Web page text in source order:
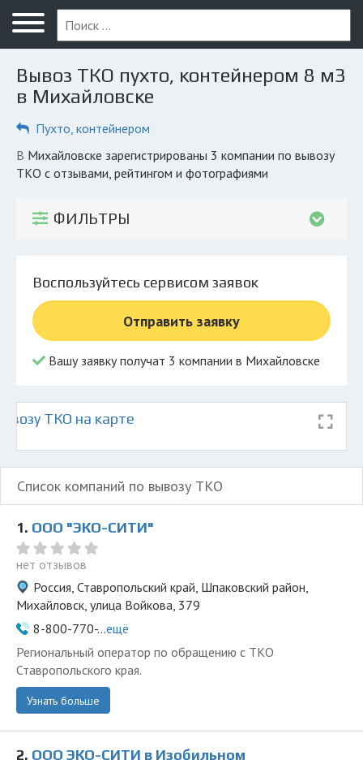
Меню
Главная
Вопрос юристу
Компании
Экоблог
© 2026 Все права защищены
Вывоз ТКО пухто, контейнером 8 м3
в Михайловске
Пухто, контейнером
в Михайловске зарегистрированы 3 компании по вывозу
ТКО с отзывами, рейтингом и фотографиями
ФИЛЬТРЫ
Воспользуйтесь сервисом заявок
Отправить заявку
Вашу заявку получат 3 компании в Михайловске
ТКО на карте
Список компаний по вывозу ТКО
1. ООО "ЭКО-СИТИ"
нет отзывов
Россия, Ставропольский край, Шпаковский район,
Михайловск, улица Войкова, 379
8-800-770-...ещё
Региональный оператор по обращению с ТКО
Ставропольского края.
Узнать больше
2. ООО ЭКО-СИТИ в Изобильном